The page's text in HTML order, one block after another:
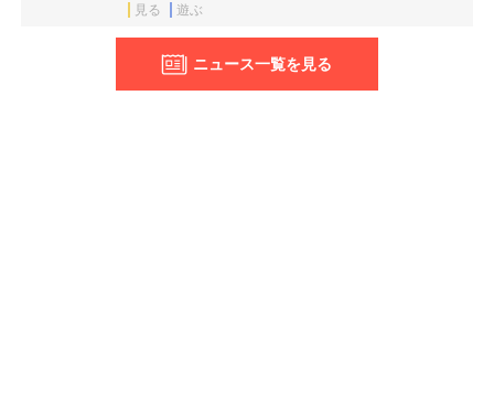
見る
遊ぶ
ニュース一覧を見る